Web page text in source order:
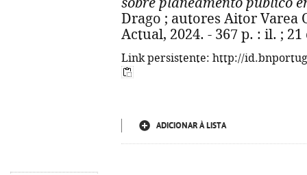
Drago ; autores Aitor Varea
Actual, 2024. - 367 p. : il. ; 21
Link persistente: http://
ADICIONAR À LISTA